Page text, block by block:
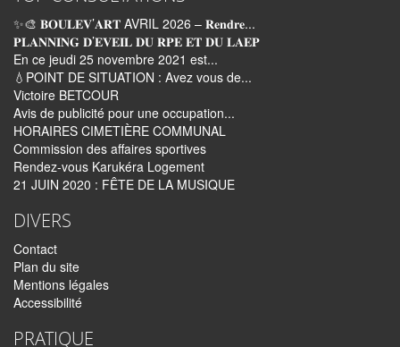
✨🎨 𝐁𝐎𝐔𝐋𝐄𝐕’𝐀𝐑𝐓 AVRIL 2026 – 𝐑𝐞𝐧𝐝𝐫𝐞...
𝐏𝐋𝐀𝐍𝐍𝐈𝐍𝐆 𝐃’𝐄𝐕𝐄𝐈𝐋 𝐃𝐔 𝐑𝐏𝐄 𝐄𝐓 𝐃𝐔 𝐋𝐀𝐄𝐏
En ce jeudi 25 novembre 2021 est...
💧POINT DE SITUATION : Avez vous de...
Victoire BETCOUR
Avis de publicité pour une occupation...
HORAIRES CIMETIÈRE COMMUNAL
Commission des affaires sportives
Rendez-vous Karukéra Logement
21 JUIN 2020 : FÊTE DE LA MUSIQUE
DIVERS
Contact
Plan du site
Mentions légales
Accessibilité
PRATIQUE